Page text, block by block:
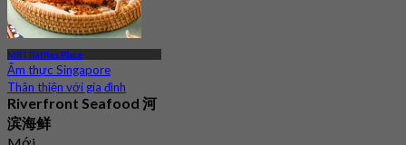
MRT Raffles Place
Ẩm thực Singapore
Thân thiện với gia đình
Riverfront Seafood 河
滨海鲜